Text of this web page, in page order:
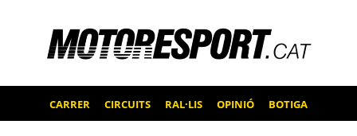
CARRER CIRCUITS RAL·LIS OPINIÓ BOTIGA